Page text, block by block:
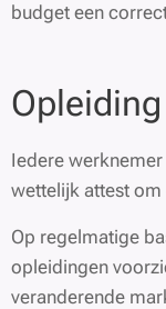
budget een
Opleiding
Iedere
wettelijk attest om
Op regelmatige
opleidingen
veranderende